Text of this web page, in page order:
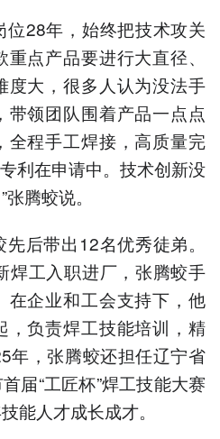
28年，始终把技术攻关
点产品要进行大直径、
度大，很多人认为没法手
带领团队围着产品一点点
全程手工焊接，高质量完
利在申请中。技术创新没
腾蛟说。
带出12名优秀徒弟。
焊工入职进厂，张腾蛟手
在企业和工会支持下，他
，负责焊工技能培训，精
年，张腾蛟还担任辽宁省
届“工匠杯”焊工技能大赛
能人才成长成才。